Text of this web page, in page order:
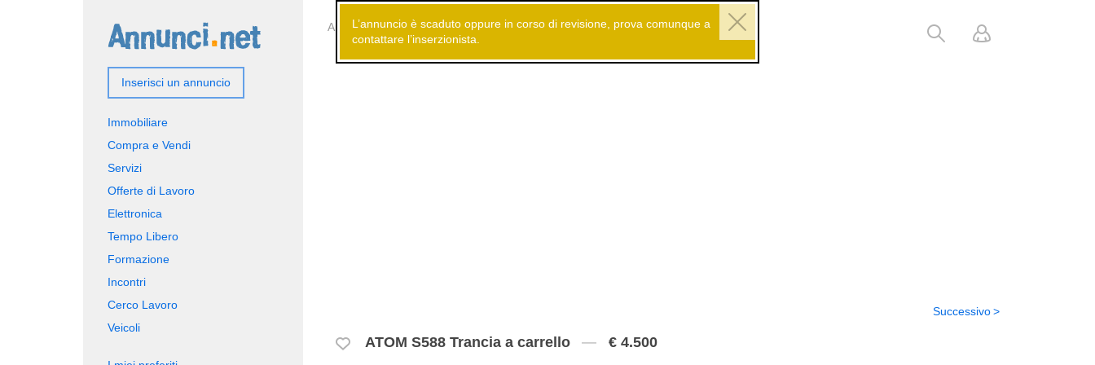
Annunci gratuiti Compra e Vendi Arredamento casa - Uffici
L’annuncio è scaduto oppure in corso di revisione, prova comunque a
contattare l’inserzionista.
ATOM S588 Trancia a carrello € 4.500
Successivo
Inserisci un annuncio
Immobiliare
Compra e Vendi
Servizi
Offerte di Lavoro
Elettronica
Tempo Libero
Formazione
Incontri
Cerco Lavoro
Veicoli